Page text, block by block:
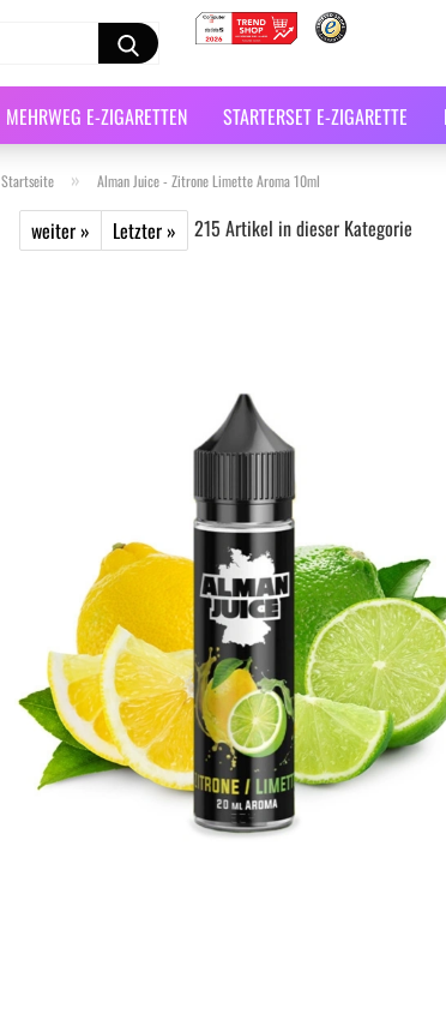
MEHRWEG E-ZIGARETTEN STARTERSET E-ZIGARETTE
Startseite » Alman Juice - Zitrone Limette Aroma 10ml
weiter » Letzter » 215 Artikel in dieser Kategorie